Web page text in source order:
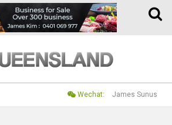
Toggle
Wechat: James Sunus